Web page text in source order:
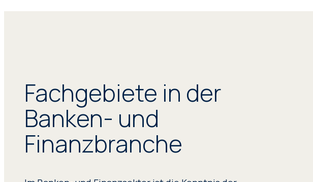
Fachgebiete in der
Banken- und
Finanzbranche